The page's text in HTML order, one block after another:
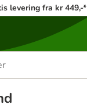
levering fra kr 449,-*